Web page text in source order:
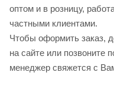
оптом и в розницу,
частными клиентами.
Чтобы оформить заказ,
на сайте или позвоните
менеджер свяжется с